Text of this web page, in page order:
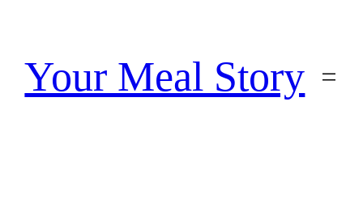
treściYour Meal Story